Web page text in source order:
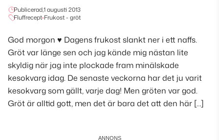
Publicerad,1 augusti 2013
Fluffrecept•Frukost - gröt
God morgon ♥ Dagens frukost slankt ner i ett naffs.
Gröt var länge sen och jag kände mig nästan lite
skyldig när jag inte plockade fram minälskade
kesokvarg idag. De senaste veckorna har det ju varit
kesokvarg som gällt, varje dag! Men gröten var god.
Gröt är alltid gott, men det är bara det att den här […]